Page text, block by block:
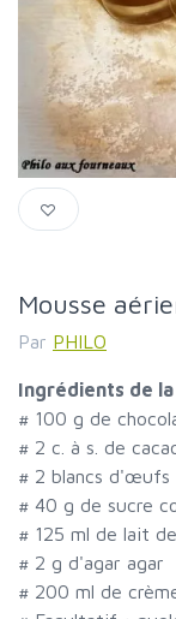
Mousse
Par PHILO
Ingrédients de
# 100 g de
# 2 c. à s. de
# 2 blancs d'œufs
# 40 g de sucre
# 125 ml de lait
# 2 g d'agar agar
# 200 ml de